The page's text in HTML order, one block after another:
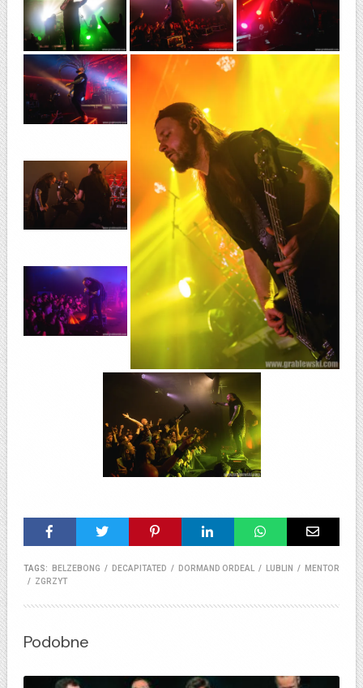
TAGS: BELZEBONG / DECAPITATED / DORMAND ORDEAL / LUBLIN /
MENTOR
/ ZGRZYT
Podobne